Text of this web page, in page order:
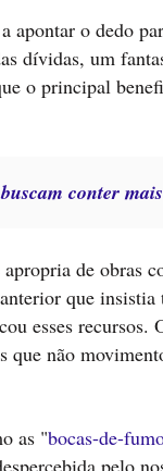
apontar o dedo
dívidas, um
o principal
conter mais
de obras
que
esses recursos.
que não
as "bocas-de-
pelo